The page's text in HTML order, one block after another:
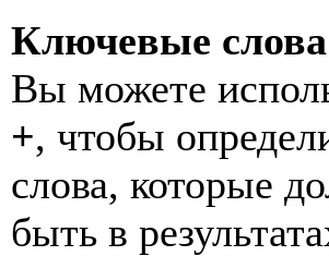
Ключевые
Вы можете
+, чтобы
слова, которые
быть в